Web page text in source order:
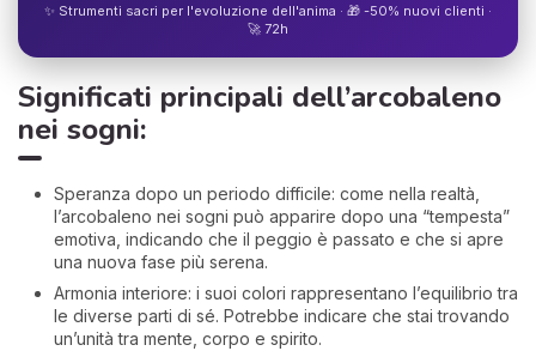
✨ Strumenti sacri per l'evoluzione dell'anima · 🎁 -50% nuovi clienti ·
🚀 72h
Significati principali dell’arcobaleno
nei sogni:
Speranza dopo un periodo difficile: come nella realtà,
l’arcobaleno nei sogni può apparire dopo una “tempesta”
emotiva, indicando che il peggio è passato e che si apre
una nuova fase più serena.
Armonia interiore: i suoi colori rappresentano l’equilibrio tra
le diverse parti di sé. Potrebbe indicare che stai trovando
un’unità tra mente, corpo e spirito.